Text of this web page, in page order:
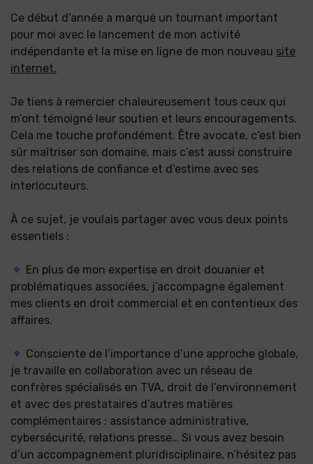
Ce début d’année a marqué un tournant important
pour moi avec le lancement de mon activité
indépendante et la mise en ligne de mon nouveau site
internet.
Je tiens à remercier chaleureusement tous ceux qui
m’ont témoigné leur soutien et leurs encouragements.
Cela me touche profondément. Être avocate, c’est bien
sûr maîtriser son domaine, mais c’est aussi construire
des relations de confiance et d’estime avec ses
interlocuteurs.
À ce sujet, je voulais partager avec vous deux points
essentiels :
En plus de mon expertise en droit douanier et
problématiques associées, j’accompagne également
mes clients en droit commercial et en contentieux des
affaires.
Consciente de l’importance d’une approche globale,
je travaille en collaboration avec un réseau de
confrères spécialisés en TVA, droit de l’environnement
et avec des prestataires d’autres matières
complémentaires : assistance administrative,
cybersécurité, relations presse… Si vous avez besoin
d’un accompagnement pluridisciplinaire, n’hésitez pas